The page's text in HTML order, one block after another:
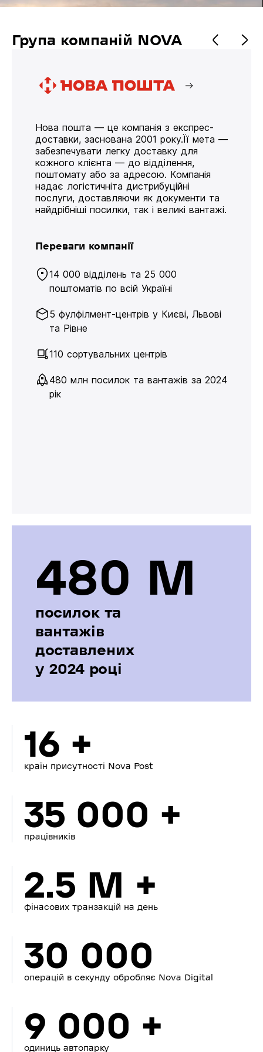
Група компаній NOVA
Нова пошта — це компанія з експрес-
доставки, заснована 2001 року.Її мета —
забезпечувати легку доставку для
кожного клієнта — до відділення,
поштомату або за адресою. Компанія
надає логістичніта дистрибуційні
послуги, доставляючи як документи та
найдрібніші посилки, так і великі вантажі.
Переваги компанії
14 000 відділень та 25 000
поштоматів по всій Україні
5 фулфілмент-центрів у Києві, Львові
та Рівне
110 сортувальних центрів
480 млн посилок та вантажів за 2024
рік
480 М
посилок та
вантажів
доставлених
у 2024 році
16 +
країн присутності Nova Post
35 000 +
працівників
2.5 M +
фінасових транзакцій на день
30 000
операцій в секунду обробляє Nova Digital
9 000 +
одиниць автопарку